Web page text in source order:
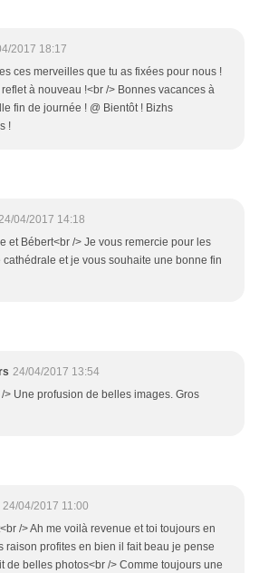
2017 18:17
ces merveilles que tu as fixées pour nous !
à nouveau !<br /> Bonnes vacances à
fin de journée ! @ Bientôt ! Bizhs
!
04/2017 14:18
et Bébert<br /> Je vous remercie pour les
cathédrale et je vous souhaite une bonne fin
24/04/2017 13:54
/> Une profusion de belles images. Gros
24/04/2017 11:00
/> Ah me voilà revenue et toi toujours en
raison profites en bien il fait beau je pense
de belles photos<br /> Comme toujours une